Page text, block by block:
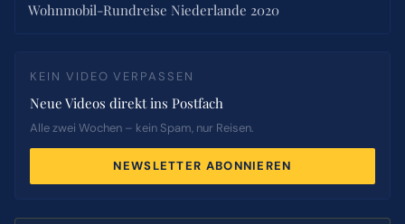
Wohnmobil-Rundreise Niederlande 2020
KEIN VIDEO VERPASSEN
Neue Videos direkt ins Postfach
Alle zwei Wochen – kein Spam, nur Reisen.
NEWSLETTER ABONNIEREN